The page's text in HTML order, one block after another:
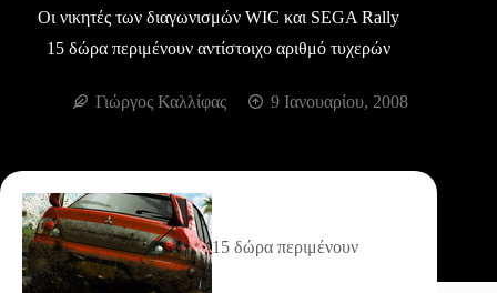
Οι νικητές των διαγωνισμών WIC και SEGA Rally
15 δώρα περιμένουν αντίστοιχο αριθμό τυχερών
Γιώργος Καλλίφας 9 Ιανουαρίου, 2008
15 δώρα περιμένουν